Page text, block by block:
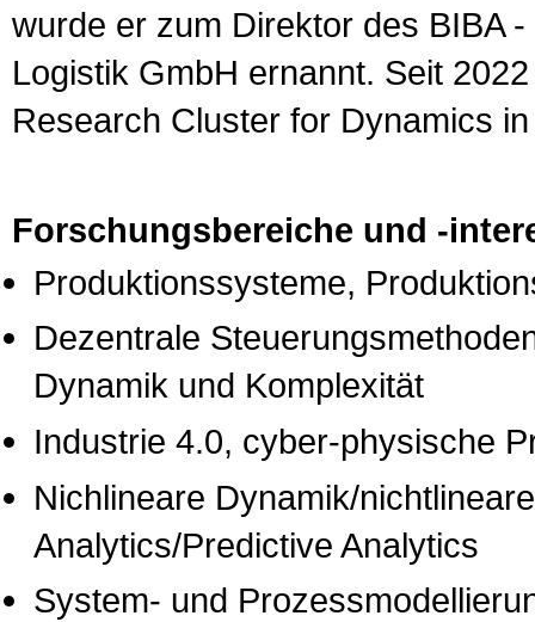
wurde er zum Direktor des BIBA
Logistik GmbH ernannt. Seit
Research Cluster for Dynamics
Forschungsbereiche und -
Produktionssysteme,
Dezentrale
Dynamik und Komplexität
Industrie 4.0, cyber-physische
Nichlineare Dynamik/
Analytics/Predictive Analytics
System- und